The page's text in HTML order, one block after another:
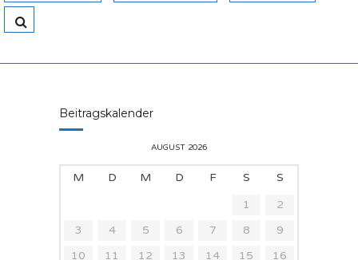
Beitragskalender
AUGUST 2026
M D M D F S
S
1
2
3
4 5 6 7 8
9
10
11 12 13 14 15 16